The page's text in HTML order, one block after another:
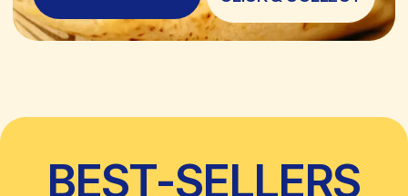
PARTIR DE